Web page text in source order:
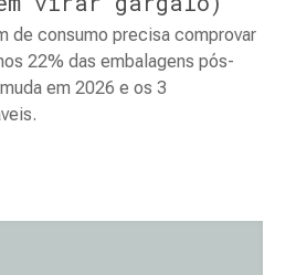
de consumo precisa comprovar
22% das embalagens pós-
em 2026 e os 3